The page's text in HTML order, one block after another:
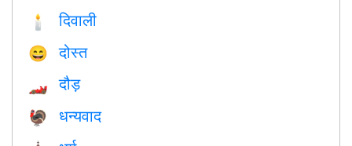
🕯 दिवाली
😄 दोस्त
🏎 दौड़
🦃 धन्यवाद